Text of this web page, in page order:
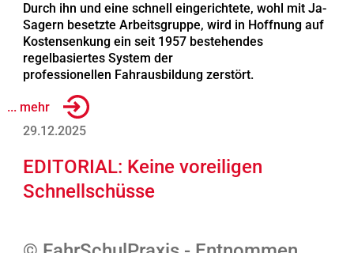
Durch ihn und eine schnell eingerichtete, wohl mit Ja-
Sagern besetzte Arbeitsgruppe, wird in Hoffnung auf
Kostensenkung ein seit 1957 bestehendes
regelbasiertes System der
professionellen Fahrausbildung zerstört.
... mehr
29.12.2025
EDITORIAL: Keine voreiligen
Schnellschüsse